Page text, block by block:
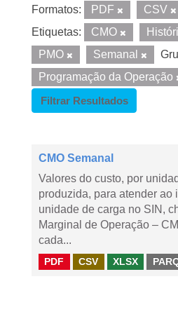
Formatos: PDF CSV
Etiquetas:
CMO
PMO
Semanal
Programação da Operação
Filtrar Resultados
CMO Semanal
Valores do custo, por
produzida, para atender ao
unidade de carga no SIN,
Marginal de Operação –
cada...
PDF CSV XLSX